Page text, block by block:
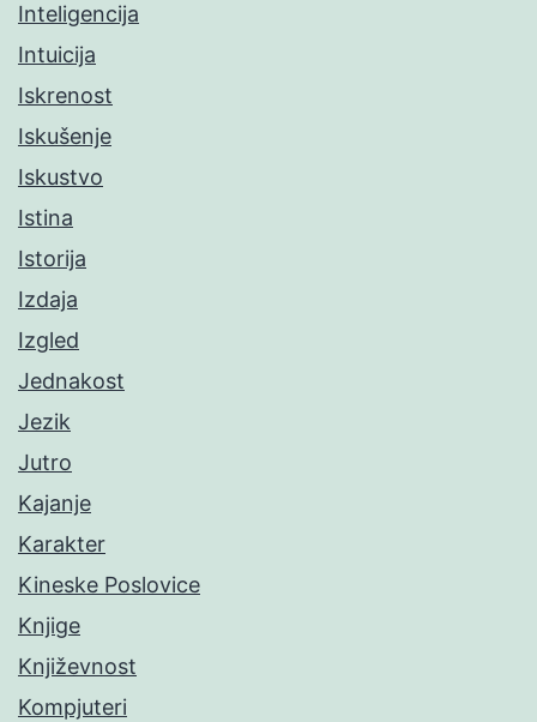
Inteligencija
Intuicija
Iskrenost
Iskušenje
Iskustvo
Istina
Istorija
Izdaja
Izgled
Jednakost
Jezik
Jutro
Kajanje
Karakter
Kineske Poslovice
Knjige
Književnost
Kompjuteri